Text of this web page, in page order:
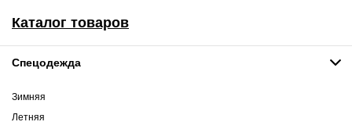
Каталог товаров
Спецодежда
Зимняя
Летняя